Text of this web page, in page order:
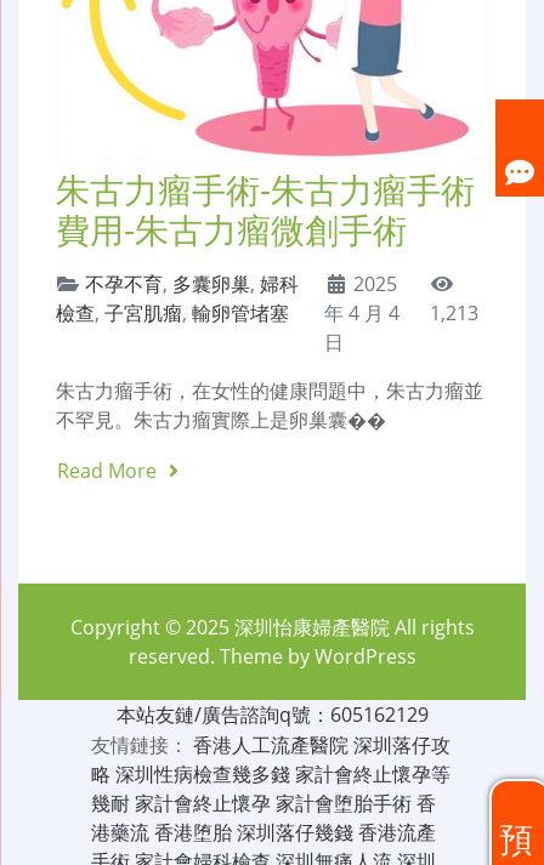
朱古力瘤手術-朱古力瘤手術
費用-朱古力瘤微創手術
不孕不育, 多囊卵巢, 婦科
檢查, 子宮肌瘤, 輸卵管堵塞
2025
年 4 月 4
日
1,213
朱古力瘤手術，在女性的健康問題中，朱古力瘤並
不罕見。朱古力瘤實際上是卵巢囊��
Read More
預
Copyright © 2025深圳怡康婦產醫院All rights
reserved. Theme byWordPress
本站友鏈/廣告諮詢q號：605162129
友情鏈接： 香港人工流產醫院深圳落仔攻
略 深圳性病檢查幾多錢家計會終止懷孕等
幾耐家計會終止懷孕家計會堕胎手術香
港藥流香港堕胎深圳落仔幾錢香港流產